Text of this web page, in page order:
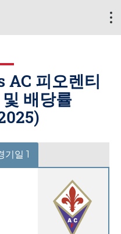
AC 피오렌티
배당률
)
기일 1